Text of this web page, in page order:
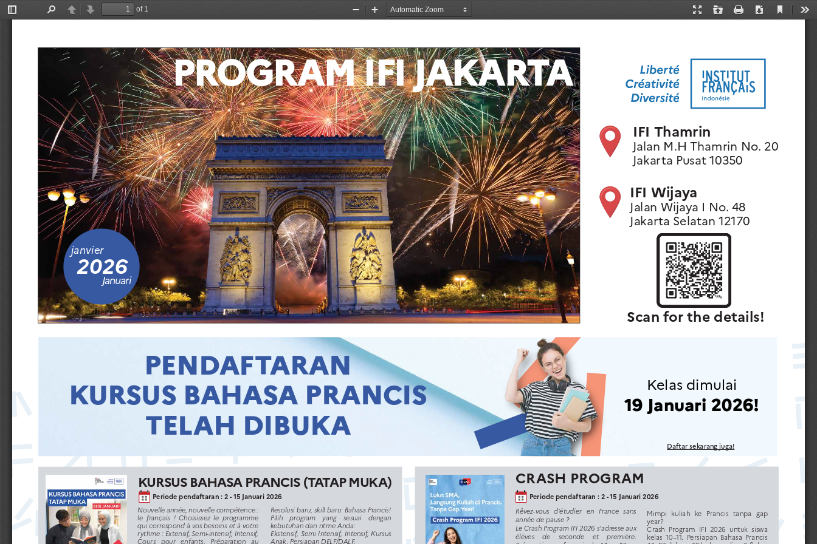
Toggle
PreviousNext
of 1
Presentation
Open Print Download
Current
Zoom
Zoom
IFI Thamrin
Jalan M.H Thamrin No. 20
Jakarta Pusat 10350
IFI Wijaya
Jalan Wijaya I No. 48
Jakarta Selatan 12170
Scan for the details!
KURSUS BAHASA PRANCIS (TATAP MUKA)
Nouvelle année, nouvelle compétence :
le  français  !  Choisissez  le  programme
qui correspond à vos besoins et à votre
rythme : Extensif, Semi-intensif, Intensif,
Cours   pour   enfants,   Préparation   au
Resolusi baru, skill baru: Bahasa Prancis!
Pilih    program    yang    sesuai    dengan
kebutuhan dan ritme Anda:
Ekstensif, Semi Intensif, Intensif, Kursus
Anak, Persiapan DELF/DALF.
CRASH PROGRAM
Rêvez-vous   d’étudier   en   France   sans
année de pause ?
Le Crash Program IFI 2026 s’adresse aux
élèves     de     seconde     et     première.
Mimpi   kuliah   ke   Prancis   tanpa   gap
year?
Crash  Program  IFI  2026  untuk  siswa
kelas  10–11.  Persiapan  Bahasa  Prancis
2026
janvier
Januari
PROGRAM IFI JAKARTA
PENDAFTARAN
KURSUS BAHASA PRANCIS
TELAH DIBUKA
Kelas dimulai
19 Januari 2026!
Periode pendaftaran : 2 - 15 Januari 2026 Periode pendaftaran : 2 - 15 Januari 2026
Daftar sekarang juga!